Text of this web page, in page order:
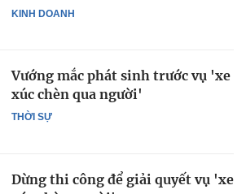
KINH DOANH
THỜI SỰ
Vướng mắc phát sinh trước vụ 'xe
xúc chèn qua người'
Dừng thi công để giải quyết vụ 'xe